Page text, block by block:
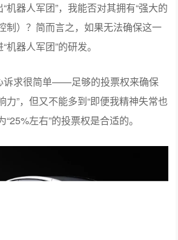
未来某天是否会被踢出公司？”
。”
克主动把话题转到了自己的“薪酬方
并非为了钱”。而是——
机器人军团”的研发。